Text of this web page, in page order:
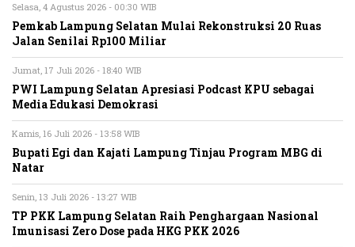
Selasa, 4 Agustus 2026 - 00:30 WIB
Pemkab Lampung Selatan Mulai Rekonstruksi 20 Ruas
Jalan Senilai Rp100 Miliar
Jumat, 17 Juli 2026 - 18:40 WIB
PWI Lampung Selatan Apresiasi Podcast KPU sebagai
Media Edukasi Demokrasi
Kamis, 16 Juli 2026 - 13:58 WIB
Bupati Egi dan Kajati Lampung Tinjau Program MBG di
Natar
Senin, 13 Juli 2026 - 13:27 WIB
TP PKK Lampung Selatan Raih Penghargaan Nasional
Imunisasi Zero Dose pada HKG PKK 2026